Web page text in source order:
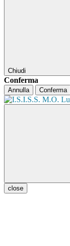
Chiudi
Conferma
Annulla Conferma
close